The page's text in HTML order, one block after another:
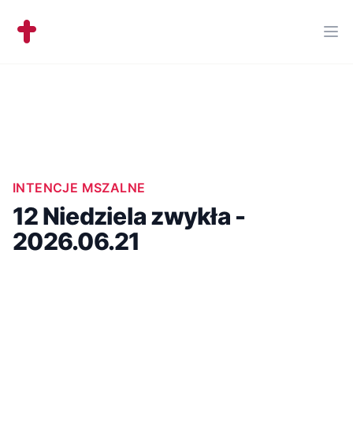
Workflow
INTENCJE MSZALNE
12 Niedziela zwykła -
2026.06.21